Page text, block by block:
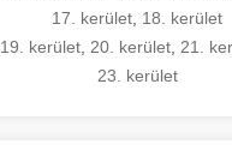
17. kerület 18. kerület
19. kerület 20. kerület 21.
23. kerület